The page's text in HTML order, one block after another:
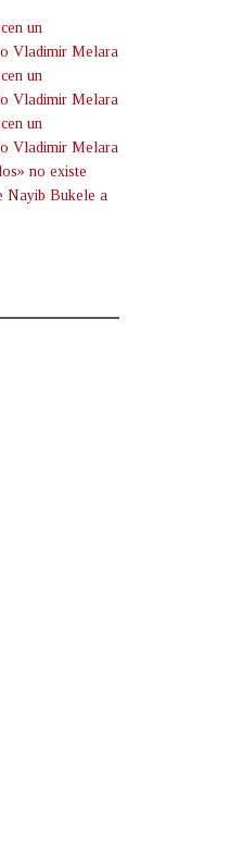
un
Vladimir Melara
un
Vladimir Melara
un
Vladimir Melara
no existe
Nayib Bukele a